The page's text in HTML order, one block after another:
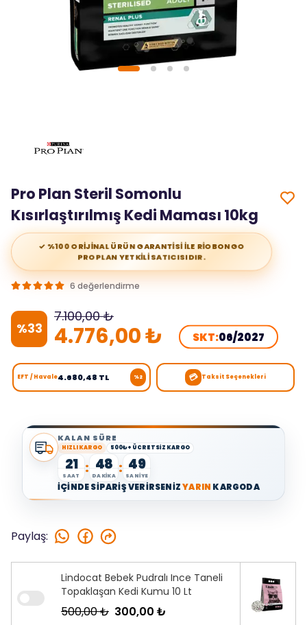
Pro Plan Steril Somonlu
Kısırlaştırılmış Kedi Maması 10kg
✓ %100 ORİJİNAL ÜRÜN GARANTİSİ İLE RİOBONGO
PROPLAN YETKİLİ SATICISIDIR.
6 değerlendirme
%33
7.100,00 ₺
4.776,00 ₺ SKT:06/2027
EFT / Havale4.680,48 TL %2 💳 Taksit Seçenekleri
KALAN SÜRE
HIZLI KARGO 500₺+ ÜCRETSİZ KARGO
21
SAAT : 48
DAKİKA : 49
SANİYE
İÇİNDE SİPARİŞ VERİRSENİZYARIN KARGODA
Paylaş:
Lindocat Bebek Pudralı Ince Taneli
Topaklaşan Kedi Kumu 10 Lt
500,00 ₺ 300,00 ₺